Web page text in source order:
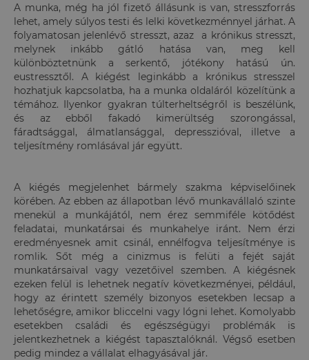
A munka, még ha jól fizető állásunk is van, stresszforrás
lehet, amely súlyos testi és lelki következménnyel járhat. A
folyamatosan jelenlévő stresszt, azaz a krónikus stresszt,
melynek inkább gátló hatása van, meg kell
különböztetnünk a serkentő, jótékony hatású ún.
eustressztől. A kiégést leginkább a krónikus stresszel
hozhatjuk kapcsolatba, ha a munka oldaláról közelítünk a
témához. Ilyenkor gyakran túlterheltségről is beszélünk,
és az ebből fakadó kimerültség szorongással,
fáradtsággal, álmatlansággal, depresszióval, illetve a
teljesítmény romlásával jár együtt.
A kiégés megjelenhet bármely szakma képviselőinek
körében. Az ebben az állapotban lévő munkavállaló szinte
menekül a munkájától, nem érez semmiféle kötődést
feladatai, munkatársai és munkahelye iránt. Nem érzi
eredményesnek amit csinál, ennélfogva teljesítménye is
romlik. Sőt még a cinizmus is felüti a fejét saját
munkatársaival vagy vezetőivel szemben. A kiégésnek
ezeken felül is lehetnek negatív következményei, például,
hogy az érintett személy bizonyos esetekben lecsap a
lehetőségre, amikor bliccelni vagy lógni lehet. Komolyabb
esetekben családi és egészségügyi problémák is
jelentkezhetnek a kiégést tapasztalóknál. Végső esetben
pedig mindez a vállalat elhagyásával jár.